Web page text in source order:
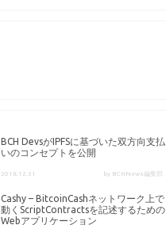
BCH DevsがIPFSに基づいた双方向支払
いのコンセプトを公開
2018.12.31 by BCHNews編集部
Cashy – BitcoinCashネットワーク上で
動くScriptContractsを記述するための
Webアプリケーション